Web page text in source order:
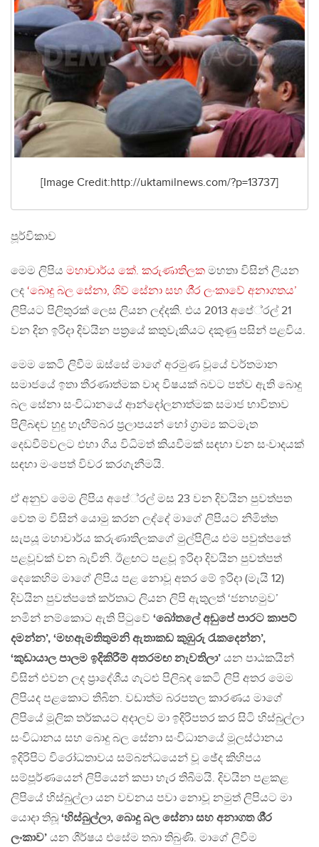
[Image Credit:http://uktamilnews.com/?p=13737]
පූර්විකාව
මෙම ලිපිය මහාචාර්ය කේ. කරුණාතිලක මහතා විසින් ලියන
ලද ‘බොදු බල සේනා, ශිව් සේනා සහ ශී‍්‍ර ලංකාවේ අනාගතය’
ලිපියට පිලිතුරක් ලෙස ලියන ලද්දකි. එය 2013 අපේ‍්‍රල් 21
වන දින ඉරිදා දිවයින පත‍්‍රයේ කතුවැකියට දකුණු පසින් පළවිය.
මෙම කෙටි ලිවීම ඔස්සේ මාගේ අරමුණ වූයේ වර්තමාන
සමාජයේ ඉතා තීරණාත්මක වාද විෂයක් බවට පත්ව ඇති බොදු
බල සේනා සංවිධානයේ ආන්දෝලනාත්මක සමාජ භාවිතාව
පිලිබඳව හුදු හැඟීම්බර ප‍්‍රලාපයන් හෝ ග‍්‍රාම්‍ය කටමැත
දෙඩවීම්වලට එහා ගිය විධිමත් කියවීමක් සඳහා වන සංවාදයක්
සඳහා මංපෙත් විවර කරගැනීමයි.
ඒ අනුව මෙම ලිපිය අපේ‍්‍රල් මස 23 වන දිවයින පුවත්පත
වෙත ම විසින් යොමු කරන ලද්දේ මාගේ ලිපියට නිමිත්ත
සැපයූ මහාචාර්ය කරුණාතිලකගේ මුල්පිලිය එම පවුත්පතේ
පළවූවක් වන බැවිනි. ඊළඟට පළවූ ඉරිදා දිවයින පුවත්පත්
දෙකෙහිම මාගේ ලිපිය පළ නොවූ අතර මේ ඉරිදා (මැයි 12)
දිවයින පුවත්පතේ කර්තෘට ලියන ලිපි ඇතුලත් ‘ජනහමුව’
නමින් නම්කොට ඇති පිටුවේ ‘බෝතලේ අඬුපේ පාරට කාපට්
දමන්න’, ‘මහඇමතිතුමනි ඇතාකඩ කුඹුරු රැකදෙන්න’,
‘කුඩායාල පාලම ඉදිකිරීම් අතරමඟ නැවතිලා’ යන පාඨකයින්
විසින් එවන ලද ප‍්‍රාදේශීය ගැටළු පිලිබඳ කෙටි ලිපි අතර මෙම
ලිපියද පළකොට තිබින. වඩාත්ම බරපතල කාරණය මාගේ
ලිපියේ මූලික තර්කයට අදාලව මා ඉදිරිපතර කර සිටි හිස්බුල්ලා
සංවිධානය සහ බොදු බල සේනා සංවිධානයේ මූලස්ථානය
ඉදිරිපිට විරෝධතාවය සම්බන්ධයෙන් වූ ඡේද කිහිපය
සම්පූර්ණයෙන් ලිපියෙන් කපා හැර තිබීමයි. දිවයින පළකළ
ලිපියේ හිස්බුල්ලා යන වචනය පවා නොවූ නමුත් ලිපියට මා
යොදා තිබූ ‘හිස්බුල්ලා, බොදු බල සේනා සහ අනාගත ශී‍්‍ර
ලංකාව’ යන ශීර්ෂය එසේම තබා තිබුණි. මාගේ ලිවීම